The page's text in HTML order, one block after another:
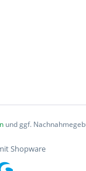
und ggf.
Shopware